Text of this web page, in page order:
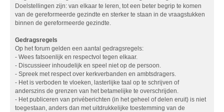
Doelstellingen zijn: van elkaar te leren, tot een beter begrip te komen
van de gereformeerde gezindte en sterker te staan in de vraagstukken
binnen de gereformeerde gezindte.
Gedragsregels
Op het forum gelden een aantal gedragsregels:
- Wees fatsoenlijk en respectvol tegen elkaar.
- Discussieer inhoudelijk en speel niet op de persoon.
- Spreek met respect over kerkverbanden en ambtsdragers.
- Het is verboden te vloeken, lasterlijke taal op te schrijven of
anderszins de grenzen van het betamelijke te overschrijden.
- Het publiceren van privéberichten (in het geheel of delen eruit) is niet
toegestaan, anders dan met uitdrukkelijke toestemming van de